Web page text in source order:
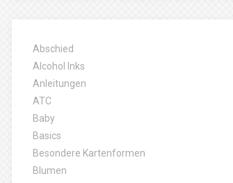
Abschied
Alcohol Inks
Anleitungen
ATC
Baby
Basics
Besondere Kartenformen
Blumen